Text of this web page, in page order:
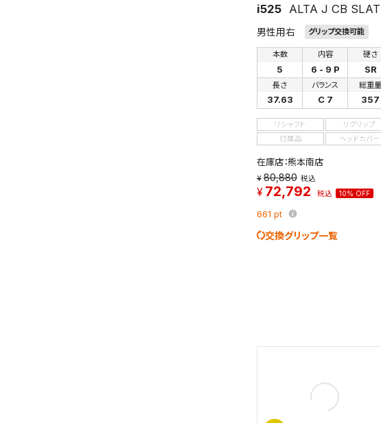
i525 ALTA J CB
男性用右 グリップ交換可能
本数
5
内容
6 - 9 P
硬さ
SR
長さ
37.63
バランス
C 7
総重量
357
リシャフト
リグリップ
付属品
ヘッドカバー
在庫店：熊本南店
80,880 税込
72,792 税込 10% OFF
661 pt
交換グリップ一覧